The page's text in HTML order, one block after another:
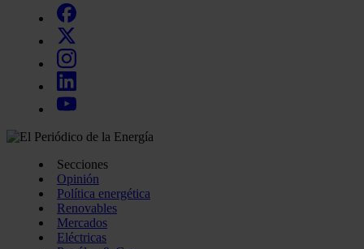
Secciones
Opinión
Política energética
Renovables
Mercados
Eléctricas